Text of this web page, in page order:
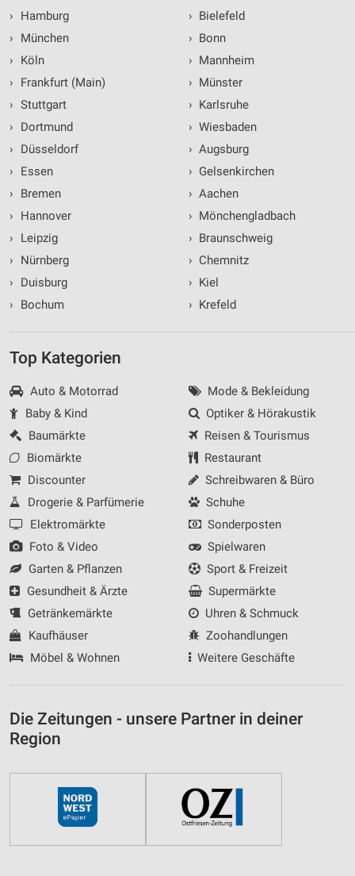
›
Hamburg
›
München
›
Köln
›
Frankfurt (Main)
› Stuttgart
›
Dortmund
›
Düsseldorf
›
Essen
›
Bremen
›
Hannover
›
Leipzig
›
Nürnberg
›
Duisburg
›
Bochum
› Bielefeld
› Bonn
› Mannheim
› Münster
› Karlsruhe
› Wiesbaden
› Augsburg
› Gelsenkirchen
› Aachen
› Mönchengladbach
› Braunschweig
› Chemnitz
› Kiel
› Krefeld
Top Kategorien
Auto & Motorrad
Baby & Kind
Baumärkte
Biomärkte
Discounter
Drogerie & Parfümerie
Elektromärkte
Foto & Video
Garten & Pflanzen
Gesundheit & Ärzte
Getränkemärkte
Kaufhäuser
Möbel & Wohnen
Mode & Bekleidung
Optiker & Hörakustik
Reisen & Tourismus
Restaurant
Schreibwaren & Büro
Schuhe
Sonderposten
Spielwaren
Sport & Freizeit
Supermärkte
Uhren & Schmuck
Zoohandlungen
Weitere Geschäfte
Die Zeitungen - unsere Partner in deiner
Region